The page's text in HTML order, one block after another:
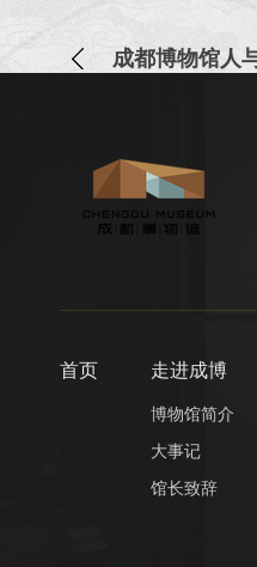
首页 走进成博
博物馆简介
大事记
馆长致辞